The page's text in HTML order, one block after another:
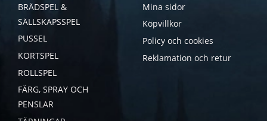
BRÄDSPEL &
SÄLLSKAPSSPEL
PUSSEL
KORTSPEL
ROLLSPEL
FÄRG, SPRAY OCH
PENSLAR
Mina sidor
Köpvillkor
Policy och cookies
Reklamation och retur